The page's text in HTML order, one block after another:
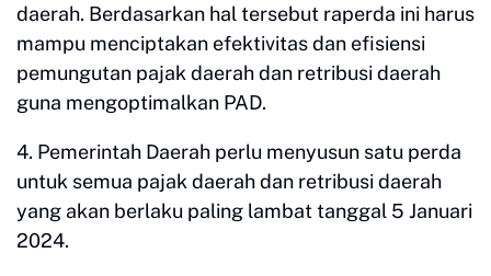
daerah. Berdasarkan hal tersebut raperda ini harus
mampu menciptakan efektivitas dan efisiensi
pemungutan pajak daerah dan retribusi daerah
guna mengoptimalkan PAD.
4. Pemerintah Daerah perlu menyusun satu perda
untuk semua pajak daerah dan retribusi daerah
yang akan berlaku paling lambat tanggal 5 Januari
2024.